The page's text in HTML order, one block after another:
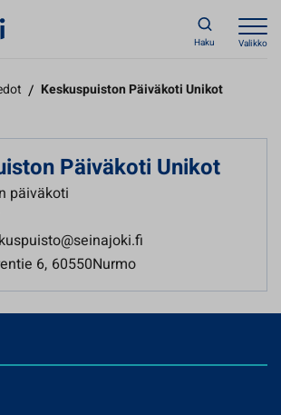
Haku Valikko
/ Keskuspuiston Päiväkoti Unikot
Päiväkoti Unikot
päiväkoti
6, 60550Nurmo